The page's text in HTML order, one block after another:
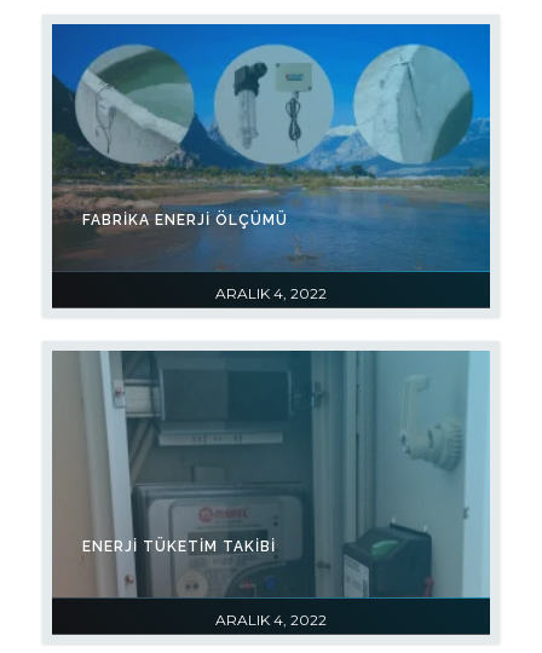
ARALIK 4, 2022
FABRIKA ENERJI ÖLÇÜMÜ
ARALIK 4, 2022
ENERJI TÜKETIM TAKIBI